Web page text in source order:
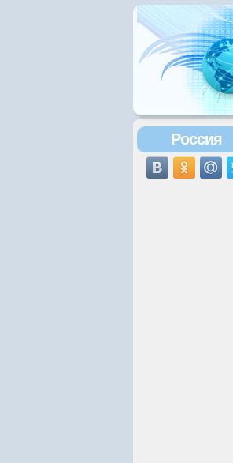
Россия